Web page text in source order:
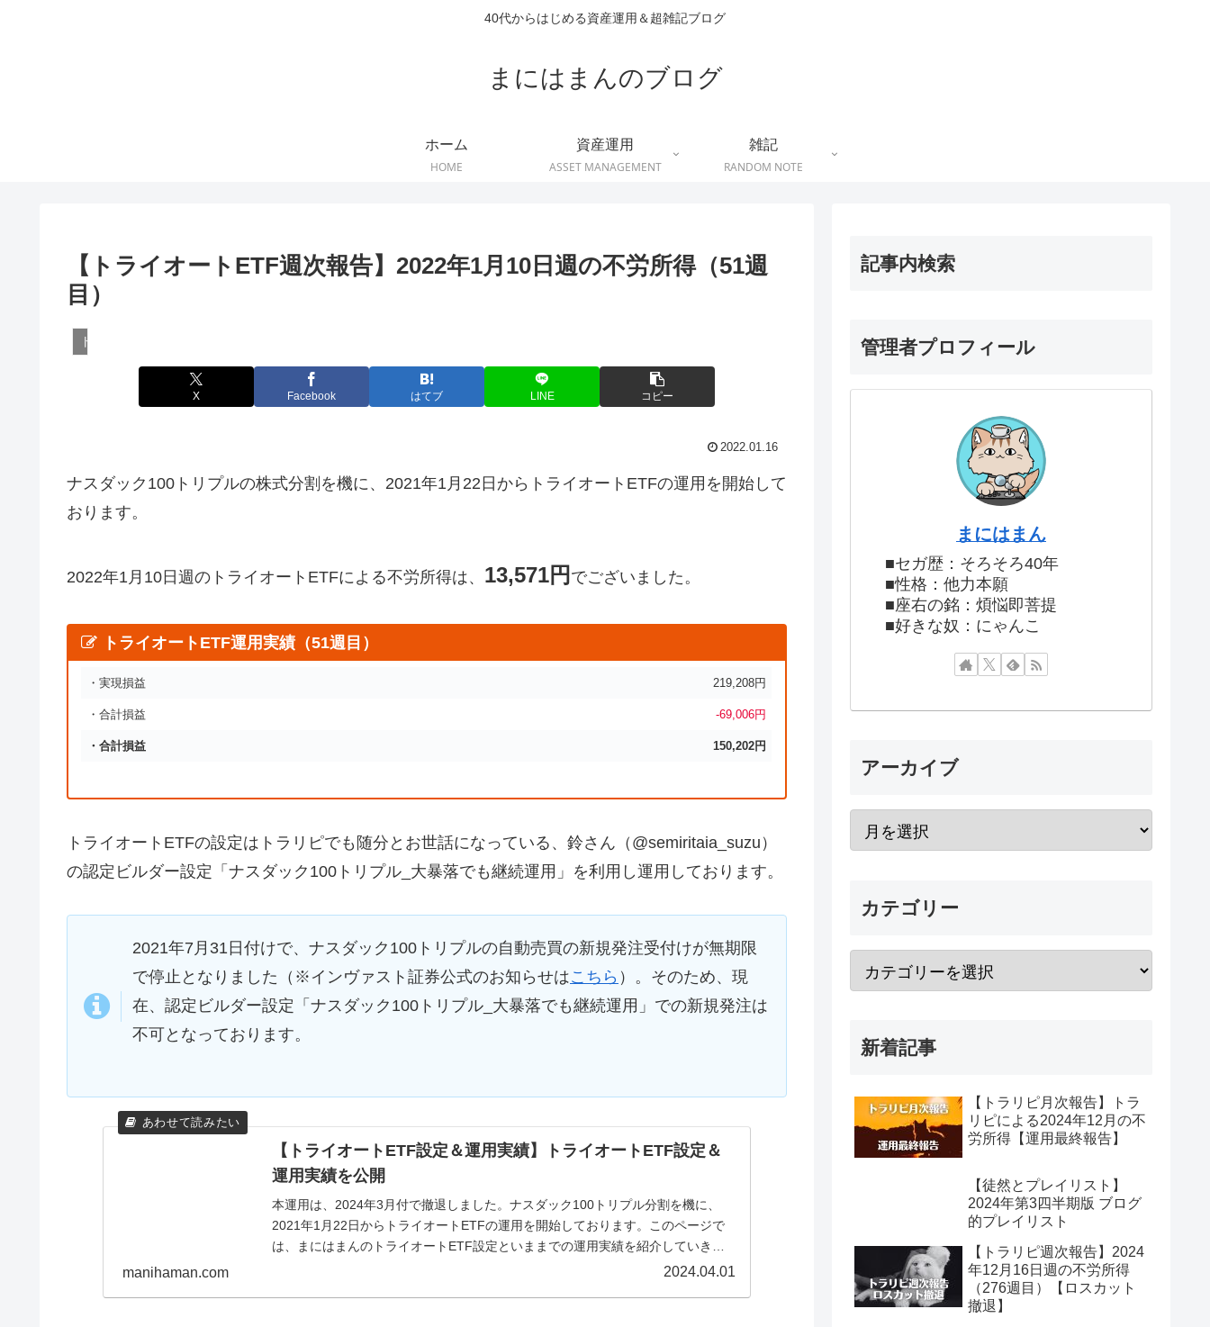
40代からはじめる資産運用＆超雑記ブログ
まにはまんのブログ
ホーム
HOME
資産運用
ASSET MANAGEMENT
雑記
RANDOM NOTE
【トライオートETF週次報告】2022年1月10日週の不労所得（51週
目）
トライオートETF
X Facebook はてブ LINE コピー
2022.01.16
ナスダック100トリプルの株式分割を機に、2021年1月22日からトライオートETFの運用を開始して
おります。
2022年1月10日週のトライオートETFによる不労所得は、 13,571円 でございました。
トライオートETF運用実績（51週目）
・実現損益 219,208円
・合計損益 -69,006円
・合計損益 150,202円
トライオートETFの設定はトラリピでも随分とお世話になっている、鈴さん（@semiritaia_suzu）
の認定ビルダー設定「ナスダック100トリプル_大暴落でも継続運用」を利用し運用しております。
2021年7月31日付けで、ナスダック100トリプルの自動売買の新規発注受付けが無期限
で停止となりました（※インヴァスト証券公式のお知らせはこちら ）。そのため、現
在、認定ビルダー設定「ナスダック100トリプル_大暴落でも継続運用」での新規発注は
不可となっております。
【トライオートETF設定＆運用実績】トライオートETF設定＆
運用実績を公開
本運用は、2024年3月付で撤退しました。ナスダック100トリプル分割を機に、
2021年1月22日からトライオートETFの運用を開始しております。このページで
は、まにはまんのトライオートETF設定といままでの運用実績を紹介していきま
manihaman.com 2024.04.01
記事内検索
管理者プロフィール
まにはまん
■セガ歴：そろそろ40年
■性格：他力本願
■座右の銘：煩悩即菩提
■好きな奴：にゃんこ
アーカイブ
カテゴリー
新着記事
【トラリピ月次報告】トラ
リピによる2024年12月の不
労所得【運用最終報告】
【徒然とプレイリスト】
2024年第3四半期版 ブログ
的プレイリスト
【トラリピ週次報告】2024
年12月16日週の不労所得
（276週目）【ロスカット
撤退】